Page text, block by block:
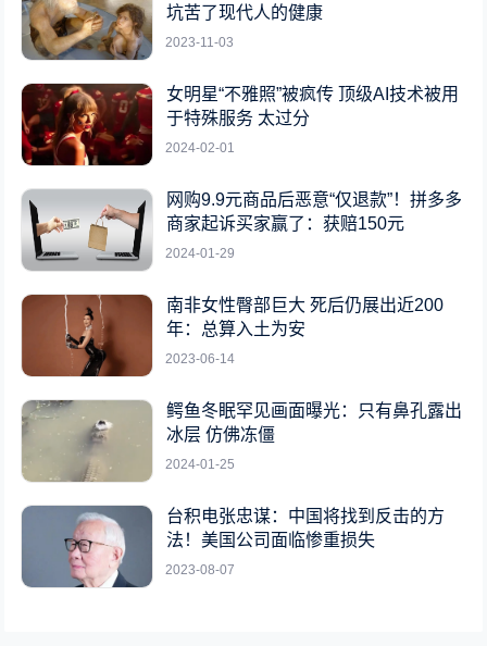
坑苦了现代人的健康
2023-11-03
女明星“不雅照”被疯传 顶级AI技术被用
于特殊服务 太过分
2024-02-01
网购9.9元商品后恶意“仅退款”！拼多多
商家起诉买家赢了：获赔150元
2024-01-29
南非女性臀部巨大 死后仍展出近200
年：总算入土为安
2023-06-14
鳄鱼冬眠罕见画面曝光：只有鼻孔露出
冰层 仿佛冻僵
2024-01-25
台积电张忠谋：中国将找到反击的方
法！美国公司面临惨重损失
2023-08-07